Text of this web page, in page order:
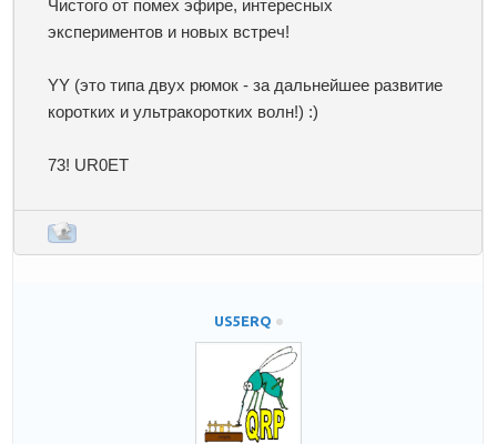
Чистого от помех эфире, интересных
экспериментов и новых встреч!
YY (это типа двух рюмок - за дальнейшее развитие
коротких и ультракоротких волн!) :)
73! UR0ET
US5ERQ